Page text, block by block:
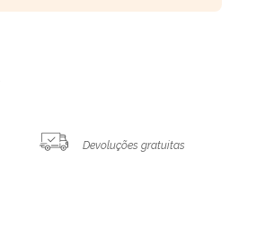
Devoluções gratuitas